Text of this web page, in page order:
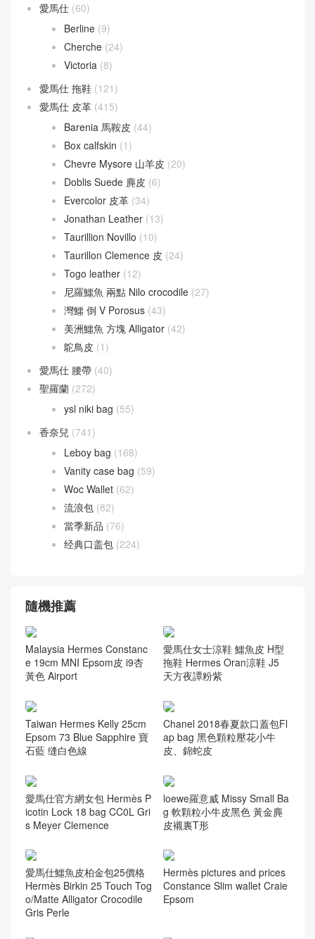
愛馬仕 (60)
Berline (9)
Cherche (24)
Victoria (8)
愛馬仕 拖鞋 (121)
愛馬仕 皮革 (415)
Barenia 馬鞍皮 (44)
Box calfskin (1)
Chevre Mysore 山羊皮 (20)
Doblis Suede 麂皮 (6)
Evercolor 皮革 (34)
Jonathan Leather (13)
Taurillion Novillo (10)
Taurillon Clemence 皮 (24)
Togo leather (12)
尼羅鱷魚 兩點 Nilo crocodile (27)
灣鱷 倒 V Porosus (43)
美洲鱷魚 方塊 Alligator (42)
鴕鳥皮 (1)
愛馬仕 腰帶 (40)
聖羅蘭 (272)
ysl niki bag (55)
香奈兒 (741)
Leboy bag (168)
Vanity case bag (59)
Woc Wallet (62)
流浪包 (82)
當季新品 (76)
经典口盖包 (224)
隨機推薦
Malaysia Hermes Constanc
e 19cm MNI Epsom皮 i9杏
黃色 Airport
愛馬仕女士涼鞋 鱷魚皮 H型
拖鞋 Hermes Oran涼鞋 J5
天方夜譚粉紫
Taiwan Hermes Kelly 25cm
Epsom 73 Blue Sapphire 寶
石藍 缝白色線
Chanel 2018春夏款口蓋包Fl
ap bag 黑色顆粒壓花小牛
皮、錦蛇皮
愛馬仕官方網女包 Hermès P
icotin Lock 18 bag CC0L Gri
s Meyer Clemence
loewe羅意威 Missy Small Ba
g 軟顆粒小牛皮黑色 黃金麂
皮襯裏T形
愛馬仕鱷魚皮柏金包25價格
Hermès Birkin 25 Touch Tog
o/Matte Alligator Crocodile
Gris Perle
Hermès pictures and prices
Constance Slim wallet Craie
Epsom